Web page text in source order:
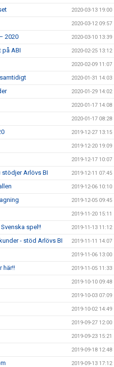
2020-03-13 19:00
2020-03-12 09:57
2020 2020-03-10 13:39
på ABI 2020-02-25 13:12
2020-02-09 11:07
2020-01-31 14:03
2020-01-29 14:02
2020-01-17 14:08
2020-01-17 08:28
2019-12-27 13:15
2019-12-20 19:09
2019-12-17 10:07
Arlövs BI 2019-12-11 07:45
2019-12-06 10:10
2019-12-05 09:45
2019-11-20 15:11
spel!! 2019-11-13 11:12
- stöd Arlövs BI 2019-11-11 14:07
2019-11-06 13:00
här!! 2019-11-05 11:33
2019-10-10 09:48
2019-10-03 07:09
2019-10-02 14:49
2019-09-27 12:00
2019-09-23 15:21
2019-09-18 12:48
2019-09-13 17:12